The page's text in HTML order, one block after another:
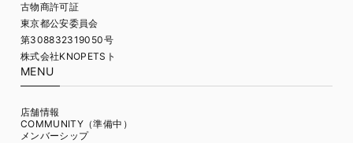
古物商許可証
東京都公安委員会
第308832319050号
株式会社KNOPETSト
MENU
店舗情報
COMMUNITY（準備中）
メンバーシップ